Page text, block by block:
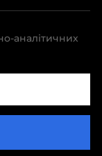
аналітичних